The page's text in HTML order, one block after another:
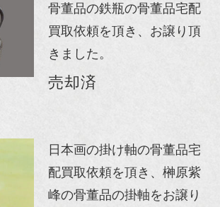
骨董品の鉄瓶の骨董品宅配
買取依頼を頂き、お譲り頂
きました。
売却済
日本画の掛け軸の骨董品宅
配買取依頼を頂き、榊原紫
峰の骨董品の掛軸をお譲り